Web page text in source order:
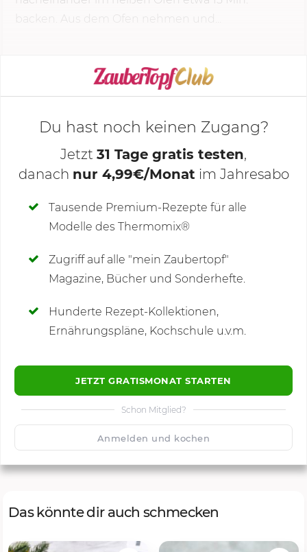
backen. Aus dem Ofen nehmen und...
KOCHMODUS STARTEN
Deine Notizen
Du hast noch keinen Zugang?
Jetzt 31 Tage gratis testen,
danach nur 4,99€/Monat im Jahresabo
Tausende Premium-Rezepte für alle
Modelle des Thermomix®
Zugriff auf alle "mein Zaubertopf"
Magazine, Bücher und Sonderhefte.
Hunderte Rezept-Kollektionen,
Ernährungspläne, Kochschule u.v.m.
JETZT GRATISMONAT STARTEN
Schon Mitglied?
Anmelden und kochen
Kommentare
🙂 1500 Speichern
Das könnte dir auch schmecken